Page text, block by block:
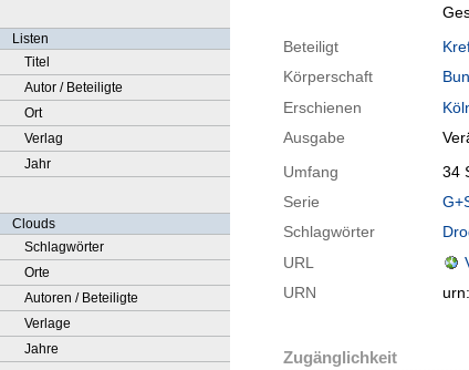
Listen
Titel
Autor / Beteiligte
Ort
Verlag
Jahr
Clouds
Schlagwörter
Orte
Autoren / Beteiligte
Verlage
Jahre
Beteiligt
Körperschaft
Erschienen
Ausgabe
Umfang
34
Serie
Schlagwörter
URL
URN
Zugänglichkeit